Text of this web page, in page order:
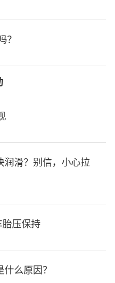
？
润滑？别信，小心拉
胎压保持
么原因？